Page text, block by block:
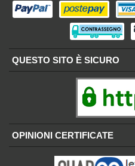
QUESTO SITO È SICURO
OPINIONI CERTIFICATE